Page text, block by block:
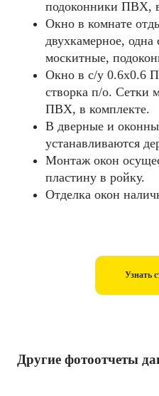
подоконники ПВХ,
Окно в комнате
двухкамерное, одна
москитные,
Окно в с/у 0.6х0.6
створка п/о. Сетки
ПВХ, в комплекте.
В дверные и
устанавливаются
Монтаж окон
пластину в ройку.
Отделка окон
Узнать
Другие фотоотчеты